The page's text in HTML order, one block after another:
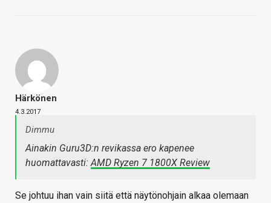
Härkönen
4.3.2017
Dimmu
Ainakin Guru3D:n revikassa ero kapenee
huomattavasti:AMD Ryzen 7 1800X Review
Se johtuu ihan vain siitä että näytönohjain alkaa olemaan